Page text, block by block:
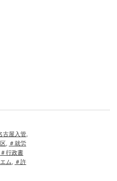
古屋入管,
, ＃就労
＃行政書
ム, ＃許